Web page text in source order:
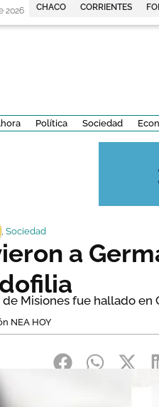
2026 CHACO CORRIENTES
Política Sociedad
, Sociedad
a
Misiones fue hallado en
NEA HOY